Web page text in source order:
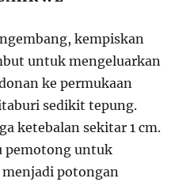
kempiskan
untuk mengeluarkan
ke permukaan
sedikit tepung.
ketebalan sekitar 1 cm.
pemotong untuk
potongan